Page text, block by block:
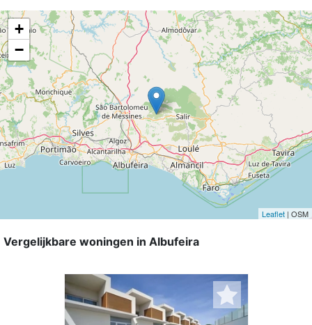
+
−
Leaflet | OSM
Vergelijkbare woningen in Albufeira